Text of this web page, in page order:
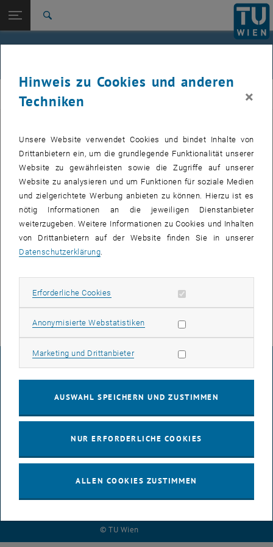
TU Login
Zur 1. Menü Ebene
E120-07 Forschungsbereich Photogrammetrie
Newseintrag
PHOTO
16. April 2026
Women4Geo-Sommerjob am
Department
Stellenausschreibung
Dieser Inhalt ist nur in der englischen Version der Website
verfügbar.
© TU Wien
IMPRESSUM
Hinweis zu Cookies und anderen
Techniken
×
Unsere Website verwendet Cookies und bindet Inhalte von
Drittanbietern ein, um die grundlegende Funktionalität unserer
Website zu gewährleisten sowie die Zugriffe auf unserer
Website zu analysieren und um Funktionen für soziale Medien
und zielgerichtete Werbung anbieten zu können. Hierzu ist es
nötig Informationen an die jeweiligen Dienstanbieter
weiterzugeben. Weitere Informationen zu Cookies und Inhalten
von Drittanbietern auf der Website finden Sie in unserer
Datenschutzerklärung.
Erforderliche Cookies Erforderliche Cookies zulassen
Anonymisierte WebstatistikenStatistik Cookies zulassen
Marketing und DrittanbieterMarketing Cookies zulassen
AUSWAHL SPEICHERN UND ZUSTIMMEN
NUR ERFORDERLICHE COOKIES
ALLEN COOKIES ZUSTIMMEN